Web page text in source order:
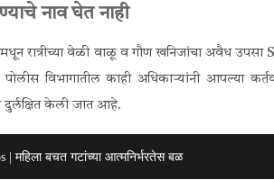
नाव घेत नाही
रात्रीच्या वेळी वाळू व गौण खनिजांचा अवैध
विभागातील काही अधिकाऱ्यांनी आपल्या
दुर्लक्षित केली जात आहे.
महिला बचत गटांच्या आत्मनिर्भरतेस बळ